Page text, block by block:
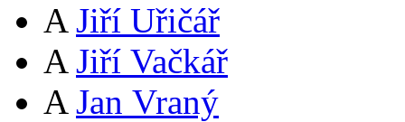
A Jiří Uřičář
A Jiří Vačkář
A Jan Vraný